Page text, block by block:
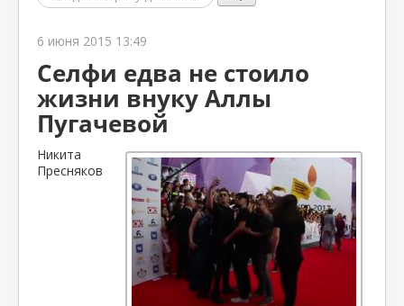
6 июня 2015 13:49
Селфи едва не стоило
жизни внуку Аллы
Пугачевой
Никита
Пресняков